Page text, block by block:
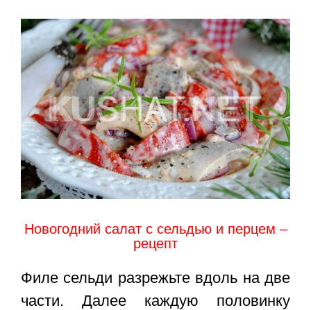
Новогодний салат с сельдью и перцем –
рецепт
Филе сельди разрежьте вдоль на две
части. Далее каждую половинку